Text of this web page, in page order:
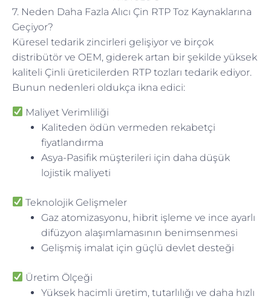
7. Neden Daha Fazla Alıcı Çin RTP Toz Kaynaklarına
Geçiyor?
Küresel tedarik zincirleri gelişiyor ve birçok
distribütör ve OEM, giderek artan bir şekilde yüksek
kaliteli Çinli üreticilerden RTP tozları tedarik ediyor.
Bunun nedenleri oldukça ikna edici:
Maliyet Verimliliği
Kaliteden ödün vermeden rekabetçi
fiyatlandırma
Asya-Pasifik müşterileri için daha düşük
lojistik maliyeti
Teknolojik Gelişmeler
Gaz atomizasyonu, hibrit işleme ve ince ayarlı
difüzyon alaşımlamasının benimsenmesi
Gelişmiş imalat için güçlü devlet desteği
Üretim Ölçeği
Yüksek hacimli üretim, tutarlılığı ve daha hızlı